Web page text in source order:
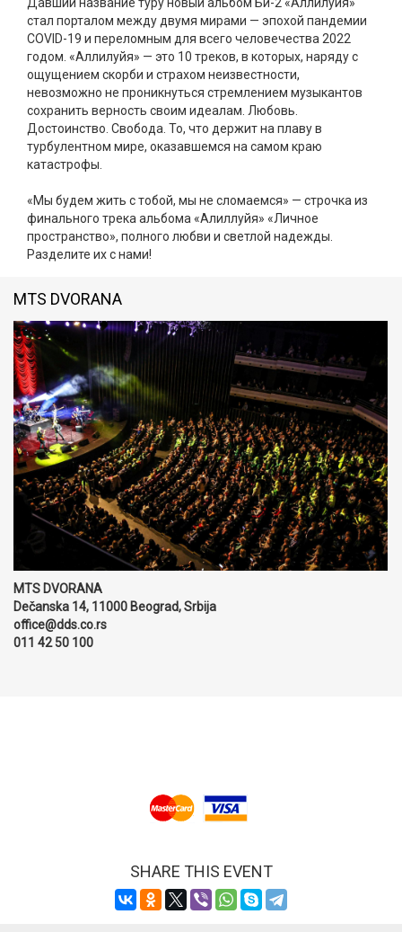
стал порталом между двумя мирами — эпохой пандемии
COVID-19 и переломным для всего человечества 2022
годом. «Аллилуйя» — это 10 треков, в которых, наряду с
ощущением скорби и страхом неизвестности,
невозможно не проникнуться стремлением музыкантов
сохранить верность своим идеалам. Любовь.
Достоинство. Свобода. То, что держит на плаву в
турбулентном мире, оказавшемся на самом краю
катастрофы.
«Мы будем жить с тобой, мы не сломаемся» — строчка из
финального трека альбома «Алиллуйя» «Личное
пространство», полного любви и светлой надежды.
Разделите их с нами!
MTS DVORANA
MTS DVORANA
Dečanska 14, 11000 Beograd, Srbija
office@dds.co.rs
011 42 50 100
SHARE THIS EVENT